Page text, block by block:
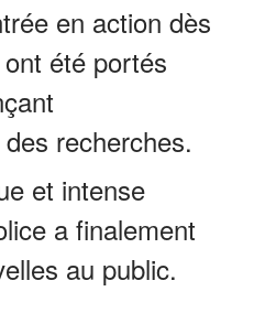
en action dès
été portés
recherches.
et intense
a finalement
au public.